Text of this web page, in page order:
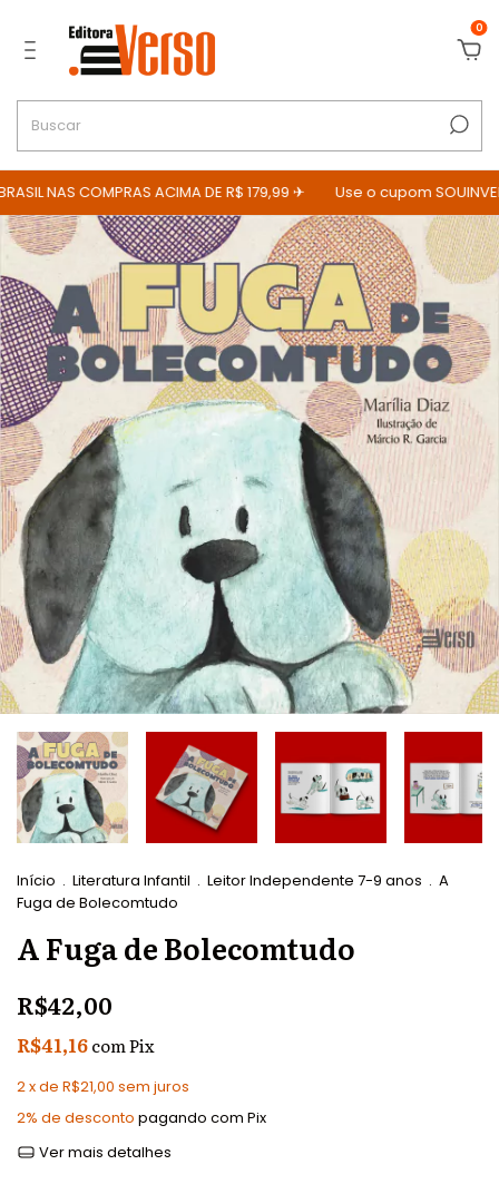
0
NAS COMPRAS ACIMA DE R$ 179,99 ✈ Use o cupom
Início . Literatura Infantil . Leitor Independente 7-9 anos . A
Fuga de Bolecomtudo
A Fuga de Bolecomtudo
R$42,00
R$41,16comPix
2x de R$21,00 sem juros
2% de desconto pagando com Pix
Ver mais detalhes